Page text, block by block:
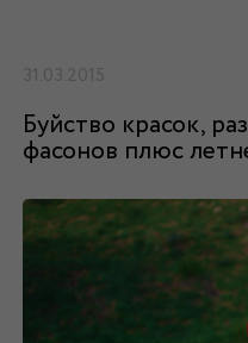
31.03.2015
Буйство красок,
фасонов плюс